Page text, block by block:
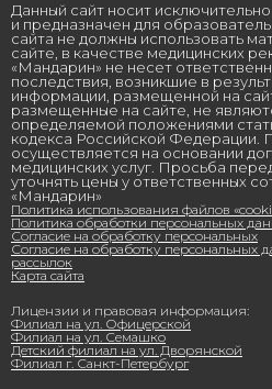
Данный сайт носит
и предназначен для
сайта не должны использовать
сайте, в качестве медицинских
«Мандарин» не несет
последствия, возникшие в
информации, размещенной на
размещенные на сайте, не
определяемой положениями
кодекса Российской Федерации.
осуществляется на основании
медицинских услуг. Просьба
уточнять цены у ответственных
«Мандарин»
Политика использования файлов
Политика обработки персональных
Согласие на обработку персональных
Согласие на обработку персональных
рассылок
Карта сайта
Лицензии и правовая информация:
Филиал на ул. Офицерской
Филиал на ул. Семашко
Детский филиал на ул. Дворянской
Филиал г. Санкт-Петербург